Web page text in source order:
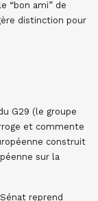
“bon ami” de
distinction pour
G29 (le groupe
et commente
construit
sur la
reprend